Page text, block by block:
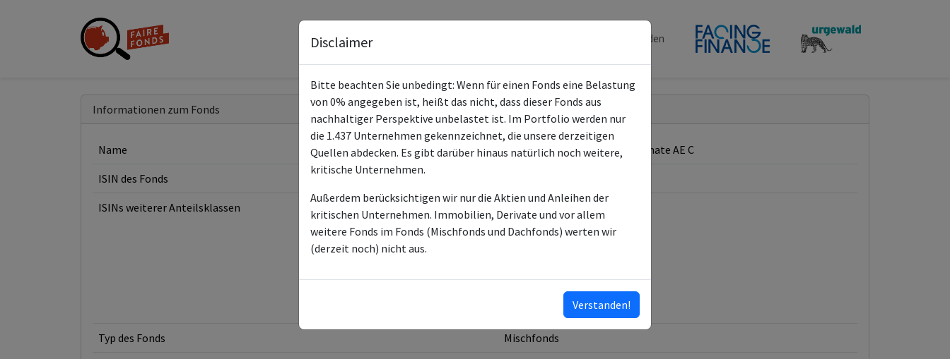
Fonds Spenden
Informationen zum Fonds
Name Amundi Funds Multi-Asset Climate AE C
ISIN des Fonds
ISINs weiterer Anteilsklassen
LU1327398464
LU0907914864
LU0907914948
ISINs ausklappen
Typ des Fonds Mischfonds
Disclaimer
Bitte beachten Sie unbedingt: Wenn für einen Fonds eine Belastung
von 0% angegeben ist, heißt das nicht, dass dieser Fonds aus
nachhaltiger Perspektive unbelastet ist. Im Portfolio werden nur
die 1.437 Unternehmen gekennzeichnet, die unsere derzeitigen
Quellen abdecken. Es gibt darüber hinaus natürlich noch weitere,
kritische Unternehmen.
Außerdem berücksichtigen wir nur die Aktien und Anleihen der
kritischen Unternehmen. Immobilien, Derivate und vor allem
weitere Fonds im Fonds (Mischfonds und Dachfonds) werten wir
(derzeit noch) nicht aus.
Verstanden!